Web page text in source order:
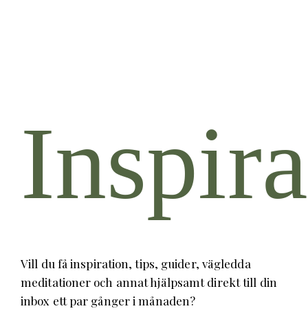
Vill du få inspiration, tips, guider, vägledda
meditationer och annat hjälpsamt direkt till din
inbox ett par gånger i månaden?